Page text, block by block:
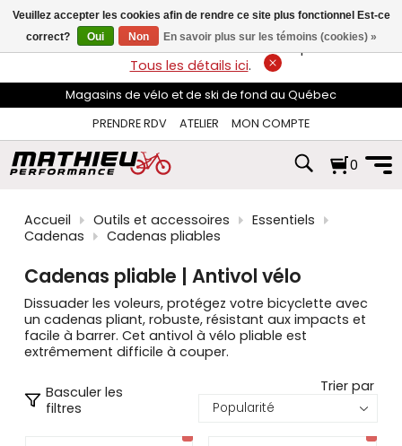
flèches
haut
et
pour
sélectionner
disponible.
Appuyez
pour
accéder
résultat
de
recherche
sélectionné.
Les
utilisateurs
d'appareils
peuvent
se
LIVRAISON GRATUITEsur les commandes de plus de 74$*.
Tous les détails ici.
Magasins de vélo et de ski de fond au Québec
PRENDRE RDV
ATELIER MON COMPTE
0
Accueil Outils et accessoires
Essentiels
Cadenas
Cadenas pliables
Cadenas pliable | Antivol vélo
Dissuader les voleurs, protégez votre bicyclette avec
un cadenas pliant, robuste, résistant aux impacts et
facile à barrer. Cet antivol à vélo pliable est
extrêmement difficile à couper.
Basculer les
filtres
Trier par
Veuillez accepter les cookies afin de rendre ce site plus fonctionnel Est-ce
correct?
Oui Non En savoir plus sur les témoins (cookies) »